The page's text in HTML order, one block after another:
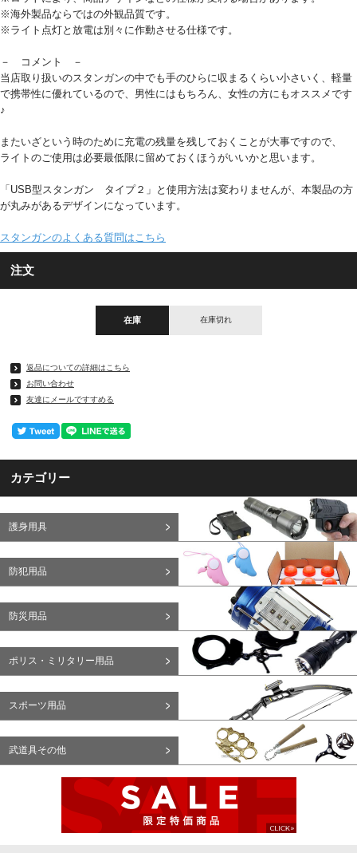
※海外製品ならではの外観品質です。
※ライト点灯と放電は別々に作動させる仕様です。
－ コメント －
当店取り扱いのスタンガンの中でも手のひらに収まるくらい小さいく、軽量
で携帯性に優れているので、男性にはもちろん、女性の方にもオススメです
♪
またいざという時のために充電の残量を残しておくことが大事ですので、
ライトのご使用は必要最低限に留めておくほうがいいかと思います。
「USB型スタンガン タイプ２」と使用方法は変わりませんが、本製品の方
が丸みがあるデザインになっています。
スタンガンのよくある質問はこちら
注文
在庫 在庫切れ
返品についての詳細はこちら
お問い合わせ
友達にメールですすめる
カテゴリー
護身用具
防犯用品
防災用品
ポリス・ミリタリー用品
スポーツ用品
武道具その他